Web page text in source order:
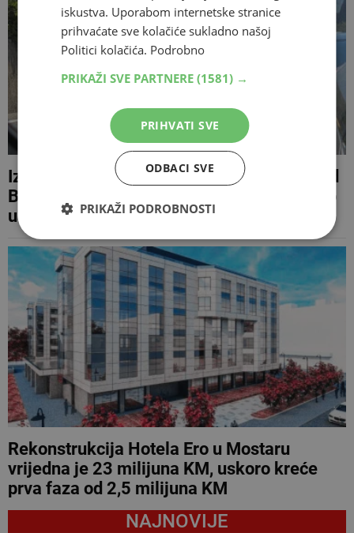
Izrazito pojačan promet na M-17: Gužve od
Bradine prema Konjicu i Jablanici, dodatno
usporavaju radovi
Rekonstrukcija Hotela Ero u Mostaru
vrijedna je 23 milijuna KM, uskoro kreće
prva faza od 2,5 milijuna KM
NAJNOVIJE
iskustva. Uporabom internetske stranice
prihvaćate sve kolačiće sukladno našoj
Politici kolačića. Podrobno
PRIKAŽI SVE PARTNERE (1581) →
PRIHVATI SVE
ODBACI SVE
PRIKAŽI PODROBNOSTI